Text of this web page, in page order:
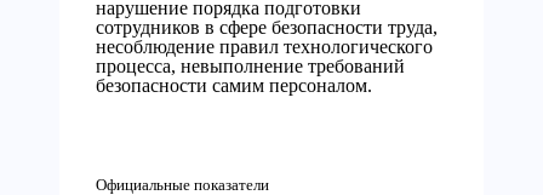
нарушение порядка подготовки
сотрудников в сфере безопасности труда,
несоблюдение правил технологического
процесса, невыполнение требований
безопасности самим персоналом.
Официальные показатели